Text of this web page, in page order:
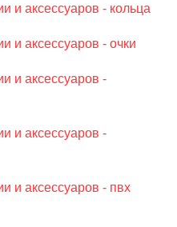
и аксессуаров - кольца
и аксессуаров - очки
и аксессуаров -
и аксессуаров -
и аксессуаров - пвх